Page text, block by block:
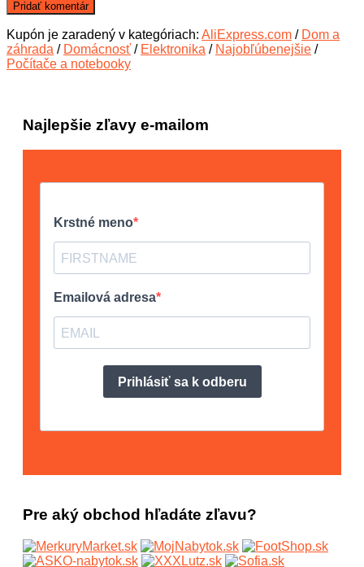
Kupón je zaradený v kategóriach: AliExpress.com / Dom a
záhrada / Domácnosť / Elektronika / Najobľúbenejšie /
Počítače a notebooky
Najlepšie zľavy e-mailom
Pre aký obchod hľadáte zľavu?